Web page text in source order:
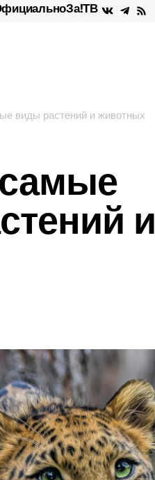
За!ТВ
виды растений и животных
и